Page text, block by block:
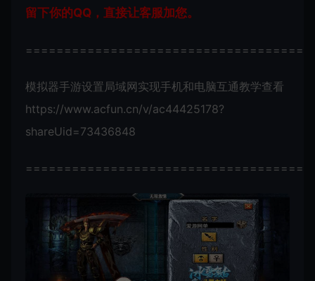
留下你的QQ，直接让客服加您。
模拟器手游设置局域网实现手机和电脑互通教学查看
https://www.acfun.cn/v/ac44425178?
shareUid=73436848